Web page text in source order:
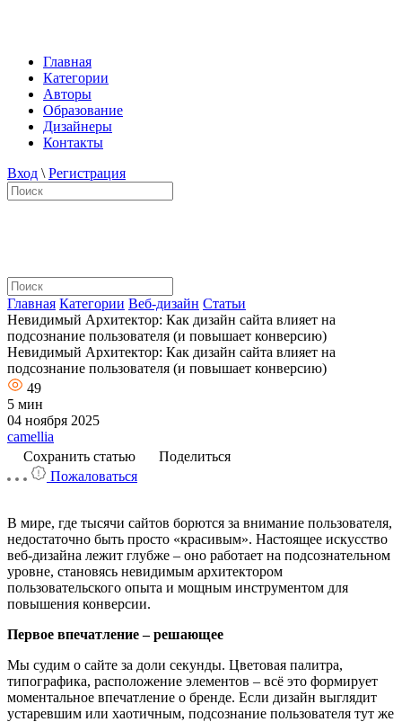
Главная
Категории
Авторы
Образование
Дизайнеры
Контакты
Вход \ Регистрация
Главная Категории Веб-дизайн Статьи
Невидимый Архитектор: Как дизайн сайта влияет на
подсознание пользователя (и повышает конверсию)
Невидимый Архитектор: Как дизайн сайта влияет на
подсознание пользователя (и повышает конверсию)
49
5 мин
04 ноября 2025
camellia
Сохранить статью
Поделиться
Пожаловаться
В мире, где тысячи сайтов борются за внимание пользователя,
недостаточно быть просто «красивым». Настоящее искусство
веб-дизайна лежит глубже – оно работает на подсознательном
уровне, становясь невидимым архитектором
пользовательского опыта и мощным инструментом для
повышения конверсии.
Первое впечатление – решающее
Мы судим о сайте за доли секунды. Цветовая палитра,
типографика, расположение элементов – всё это формирует
моментальное впечатление о бренде. Если дизайн выглядит
устаревшим или хаотичным, подсознание пользователя тут же